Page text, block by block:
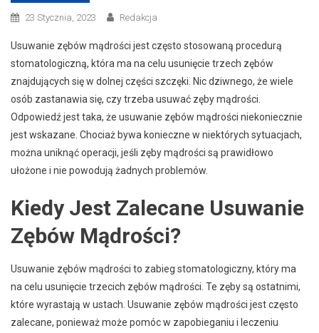
23 Stycznia, 2023 Redakcja
Usuwanie zębów mądrości jest często stosowaną procedurą
stomatologiczną, która ma na celu usunięcie trzech zębów
znajdujących się w dolnej części szczęki. Nic dziwnego, że wiele
osób zastanawia się, czy trzeba usuwać zęby mądrości.
Odpowiedź jest taka, że usuwanie zębów mądrości niekoniecznie
jest wskazane. Chociaż bywa konieczne w niektórych sytuacjach,
można uniknąć operacji, jeśli zęby mądrości są prawidłowo
ułożone i nie powodują żadnych problemów.
Kiedy Jest Zalecane Usuwanie
Zębów Mądrości?
Usuwanie zębów mądrości to zabieg stomatologiczny, który ma
na celu usunięcie trzecich zębów mądrości. Te zęby są ostatnimi,
które wyrastają w ustach. Usuwanie zębów mądrości jest często
zalecane, ponieważ może pomóc w zapobieganiu i leczeniu